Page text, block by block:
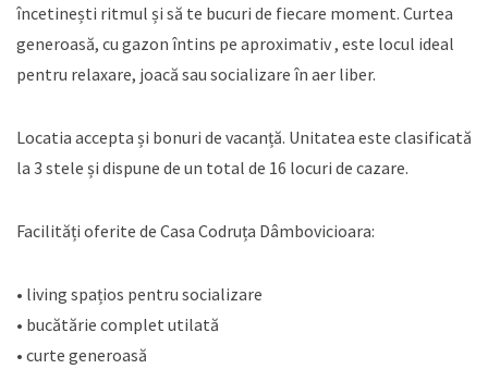
încetinești ritmul și să te bucuri de fiecare moment. Curtea
generoasă, cu gazon întins pe aproximativ , este locul ideal
pentru relaxare, joacă sau socializare în aer liber.
Locatia accepta și bonuri de vacanță. Unitatea este clasificată
la 3 stele și dispune de un total de 16 locuri de cazare.
Facilități oferite de Casa Codruța Dâmbovicioara:
• living spațios pentru socializare
• bucătărie complet utilată
• curte generoasă